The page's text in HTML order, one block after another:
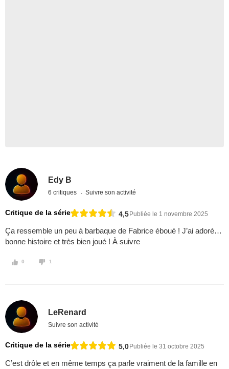
Edy B
6 critiques Suivre son activité
Critique de la série 4,5Publiée le 1 novembre 2025
Ça ressemble un peu à barbaque de Fabrice éboué ! J’ai adoré…
bonne histoire et très bien joué ! À suivre
0 1
LeRenard
Suivre son activité
Critique de la série 5,0Publiée le 31 octobre 2025
C’est drôle et en même temps ça parle vraiment de la famille en